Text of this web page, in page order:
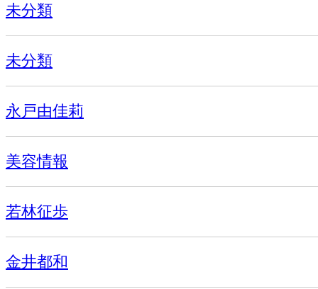
未分類
未分類
永戸由佳莉
美容情報
若林征歩
金井都和